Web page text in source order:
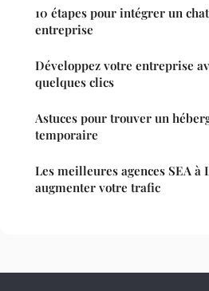
10 étapes pour intégrer un
entreprise
Développez votre entreprise
quelques clics
Astuces pour trouver un
temporaire
Les meilleures agences SEA à
augmenter votre trafic